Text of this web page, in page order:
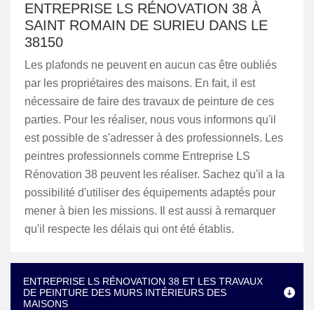
ENTREPRISE LS RÉNOVATION 38 À
SAINT ROMAIN DE SURIEU DANS LE
38150
Les plafonds ne peuvent en aucun cas être oubliés
par les propriétaires des maisons. En fait, il est
nécessaire de faire des travaux de peinture de ces
parties. Pour les réaliser, nous vous informons qu'il
est possible de s'adresser à des professionnels. Les
peintres professionnels comme Entreprise LS
Rénovation 38 peuvent les réaliser. Sachez qu'il a la
possibilité d'utiliser des équipements adaptés pour
mener à bien les missions. Il est aussi à remarquer
qu'il respecte les délais qui ont été établis.
ENTREPRISE LS RÉNOVATION 38 ET LES TRAVAUX
DE PEINTURE DES MURS INTÉRIEURS DES
MAISONS